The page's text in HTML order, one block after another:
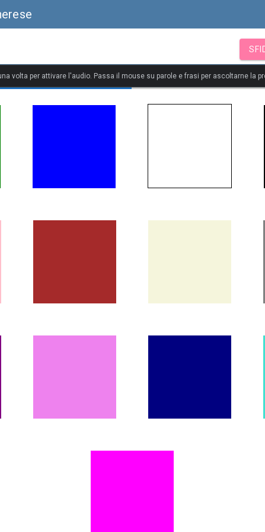
volta per attivare l'audio. Passa il mouse su parole e frasi per ascoltarne la